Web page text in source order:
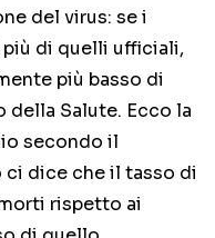
del virus: se i
di quelli ufficiali,
più basso di
Salute. Ecco la
secondo il
ci dice che il tasso di
rispetto ai